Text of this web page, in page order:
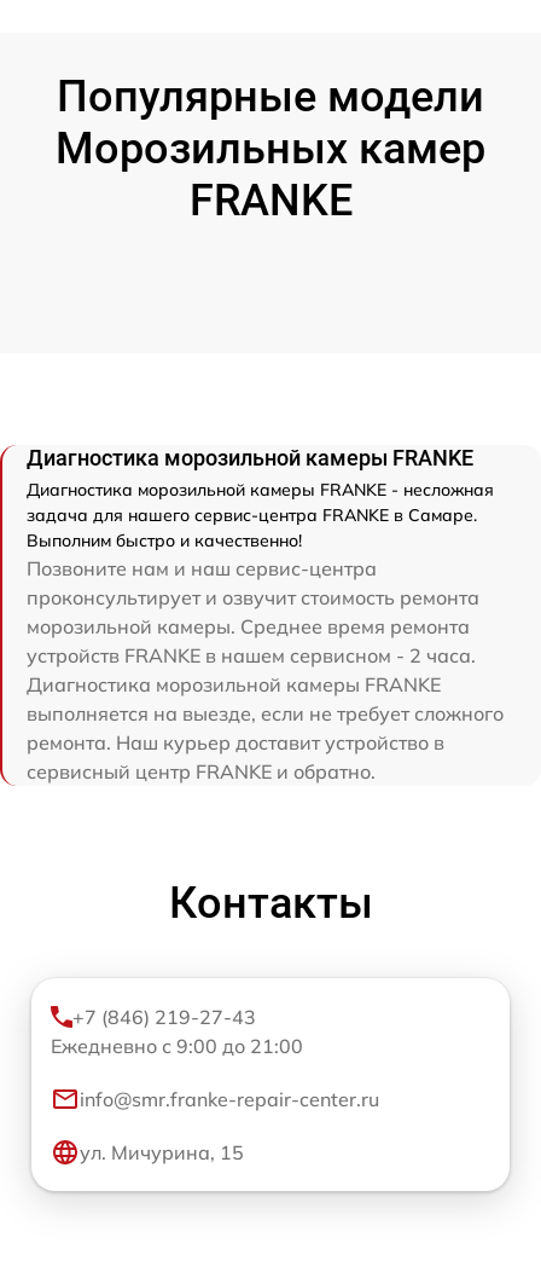
Популярные модели
Морозильных камер
FRANKE
Диагностика морозильной камеры FRANKE
Диагностика морозильной камеры FRANKE - несложная
задача для нашего сервис-центра FRANKE в Самаре.
Выполним быстро и качественно!
Позвоните нам и наш сервис-центра
проконсультирует и озвучит стоимость ремонта
морозильной камеры. Среднее время ремонта
устройств FRANKE в нашем сервисном - 2 часа.
Диагностика морозильной камеры FRANKE
выполняется на выезде, если не требует сложного
ремонта. Наш курьер доставит устройство в
сервисный центр FRANKE и обратно.
Контакты
+7 (846) 219-27-43
Ежедневно с 9:00 до 21:00
info@smr.franke-repair-center.ru
ул. Мичурина, 15